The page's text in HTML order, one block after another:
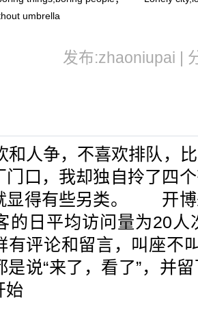
umbrella
发布:zhaoniupai |
人争，不喜欢排队，比
门口，我却独自拎了四
显得有些另类。 开博
的日平均访问量为20
有评论和留言，叫座不
是说“来了，看了”，并
始